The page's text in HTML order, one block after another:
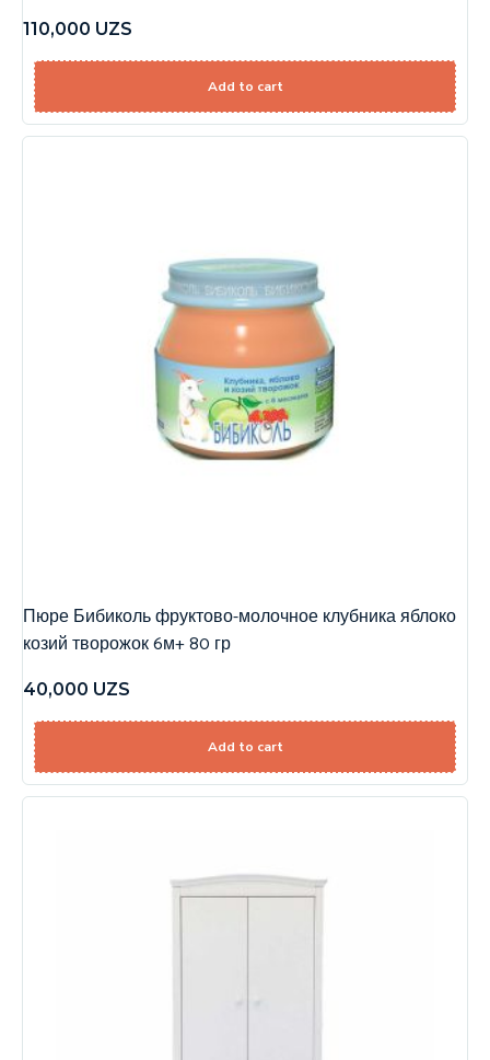
110,000 UZS
Add to cart
Пюре Бибиколь фруктово-молочное клубника яблоко
козий творожок 6м+ 80 гр
40,000 UZS
Add to cart